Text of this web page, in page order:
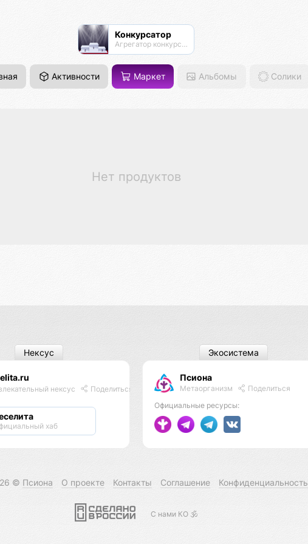
Конкурсатор
Агрегатор конкурсов
Активности Маркет Альбомы Солики
Нет продуктов
нексус Поделиться
хаб
Нексус
Псиона
Метаорганизм
Поделиться
Официальные ресурсы:
Экосистема
© Псиона О проекте Контакты Соглашение Конфиденциальность
С нами КО 🕉️